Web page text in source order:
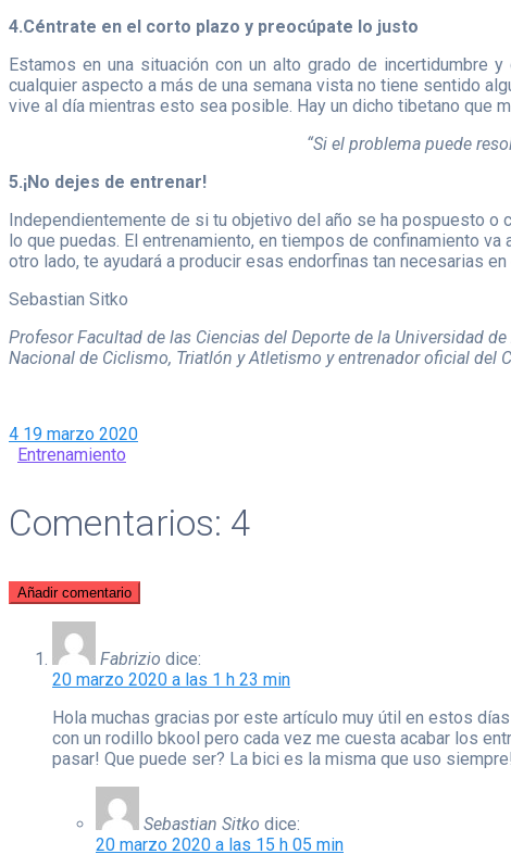
4.Céntrate en el corto plazo y preocúpate lo justo
Estamos en una situación con un alto grado de incertidumbre
cualquier aspecto a más de una semana vista no tiene sentido
vive al día mientras esto sea posible. Hay un dicho tibetano que
“Si el problema puede
5.¡No dejes de entrenar!
Independientemente de si tu objetivo del año se ha pospuesto o
lo que puedas. El entrenamiento, en tiempos de confinamiento
otro lado, te ayudará a producir esas endorfinas tan necesarias
Sebastian Sitko
Profesor Facultad de las Ciencias del Deporte de la Universidad
Nacional de Ciclismo, Triatlón y Atletismo y entrenador oficial del
4 19 marzo 2020
Entrenamiento
Comentarios: 4
Añadir comentario
Fabrizio dice:
20 marzo 2020 a las 1 h 23 min
Hola muchas gracias por este artículo muy útil en estos
con un rodillo bkool pero cada vez me cuesta acabar los
pasar! Que puede ser? La bici es la misma que uso
Sebastian Sitko dice:
20 marzo 2020 a las 15 h 05 min